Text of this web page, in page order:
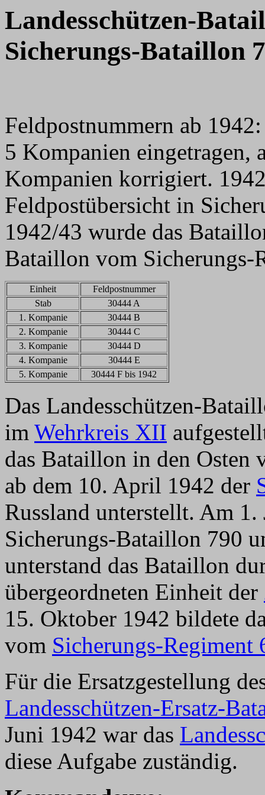
Landesschützen-
Sicherungs-Bataillon
Feldpostnummern ab
5 Kompanien eingetragen,
Kompanien korrigiert.
Feldpostübersicht in
1942/43 wurde das
Bataillon vom Sicherungs-
Einheit
Feldpostnummer
Stab
30444 A
1. Kompanie
30444 B
2. Kompanie
30444 C
3. Kompanie
30444 D
4. Kompanie
30444 E
5. Kompanie
30444 F bis 1942
Das Landesschützen-
im Wehrkreis XII
das Bataillon in den Osten
ab dem 10. April 1942 der
Russland unterstellt. Am
Sicherungs-Bataillon 790
unterstand das Bataillon
übergeordneten Einheit der
15. Oktober 1942 bildete
vom Sicherungs-Regiment
Für die Ersatzgestellung
Landesschützen-Ersatz-
Juni 1942 war das
diese Aufgabe zuständig.